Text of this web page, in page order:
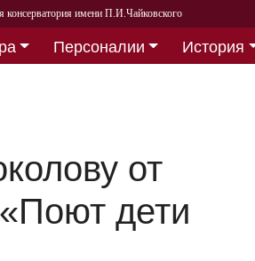
консерватория имени П.И.Чайковского
Персоналии
История
от
дети